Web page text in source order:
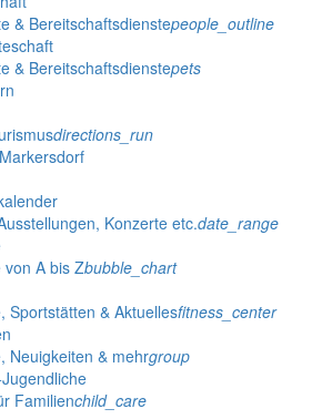
& Bereitschaftsdienstepeople_outline
& Bereitschaftsdienstepets
directions_run
Konzerte etc.date_range
von A bis Zbubble_chart
Sportstätten & Aktuellesfitness_center
Neuigkeiten & mehrgroup
Familienchild_care